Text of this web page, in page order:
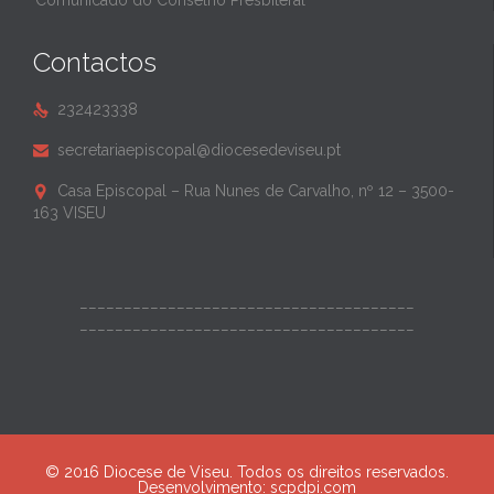
Contactos
 232423338
 secretariaepiscopal@diocesedeviseu.pt

Casa Episcopal – Rua Nunes de Carvalho, nº 12 – 3500-
163 VISEU
© 2016 Diocese de Viseu. Todos os direitos reservados.
Desenvolvimento: scpdpi.com